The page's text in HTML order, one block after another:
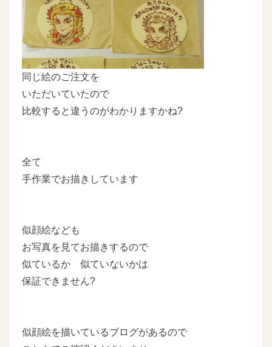
同じ絵のご注文を
いただいていたので
比較すると違うのがわかりますかね?
全て
手作業でお描きしています
似顔絵なども
お写真を見てお描きするので
似ているか 似ていないかは
保証できません?
似顔絵を描いているブログがあるので